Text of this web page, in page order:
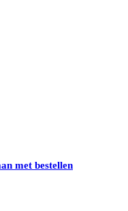
met bestellen